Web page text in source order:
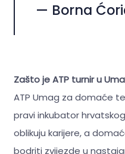
— Borna
Zašto je ATP turnir u
ATP Umag za domaće
pravi inkubator
oblikuju karijere, a
bodriti zvijezde u